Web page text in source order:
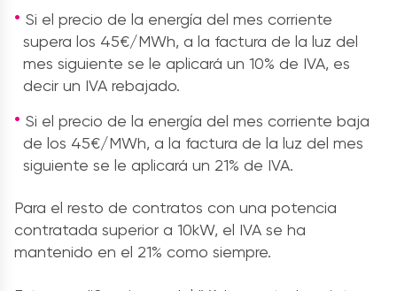
Si el precio de la energía del mes corriente
supera los 45€/MWh, a la factura de la luz del
mes siguiente se le aplicará un 10% de IVA, es
decir un IVA rebajado.
Si el precio de la energía del mes corriente baja
de los 45€/MWh, a la factura de la luz del mes
siguiente se le aplicará un 21% de IVA.
Para el resto de contratos con una potencia
contratada superior a 10kW, el IVA se ha
mantenido en el 21% como siempre.